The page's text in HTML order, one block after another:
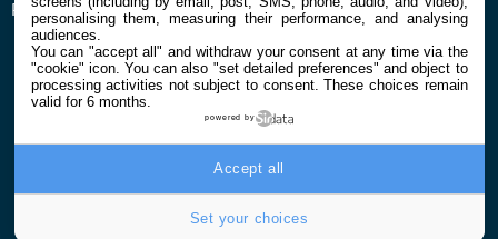
Préférences cookies
personalising them, measuring their performance, and analysing
audiences.
You can "accept all" and withdraw your consent at any time via the
"cookie" icon. You can also "set detailed preferences" and object to
processing activities not subject to consent. These choices remain
valid for 6 months.
powered by
Set your choices
Accept all